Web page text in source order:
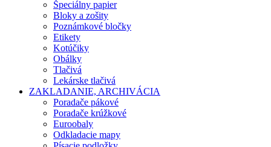
Špeciálny papier
Bloky a zošity
Poznámkové bločky
Etikety
Kotúčiky
Obálky
Tlačivá
Lekárske tlačivá
ZAKLADANIE, ARCHIVÁCIA
Poradače pákové
Poradače krúžkové
Euroobaly
Odkladacie mapy